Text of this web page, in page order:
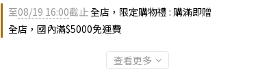
至08/19 16:00截止全店，限定購物禮 : 購滿即贈
全店，國內滿$5000免運費
查看更多